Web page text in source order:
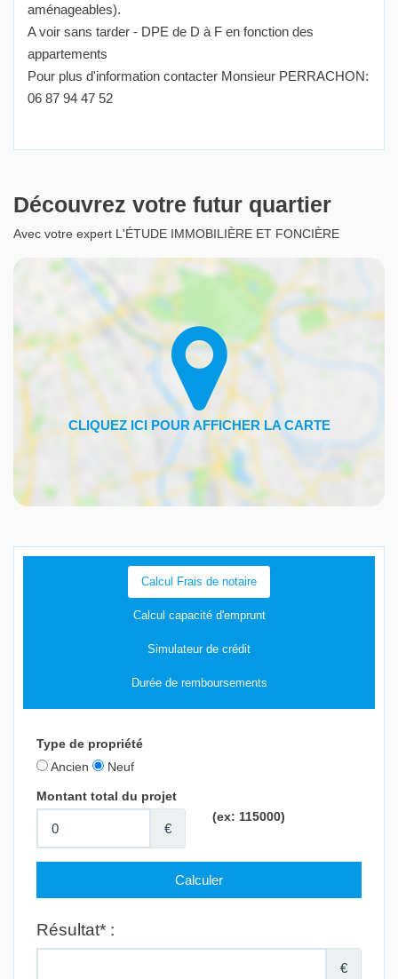
aménageables).
A voir sans tarder - DPE de D à F en fonction des
appartements
Pour plus d'information contacter Monsieur PERRACHON:
06 87 94 47 52
Découvrez votre futur quartier
Avec votre expert L'ÉTUDE IMMOBILIÈRE ET FONCIÈRE
Calcul Frais de notaire
Calcul capacité d'emprunt
Simulateur de crédit
Durée de remboursements